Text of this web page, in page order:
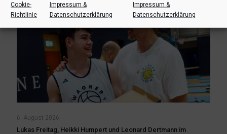
Cookie-
Richtlinie
Impressum &
Datenschutzerklärung
Impressum &
Datenschutzerklärung
6. August 2026
Lukas Freitag, Heikki Humpert und Leonard Dertmann im